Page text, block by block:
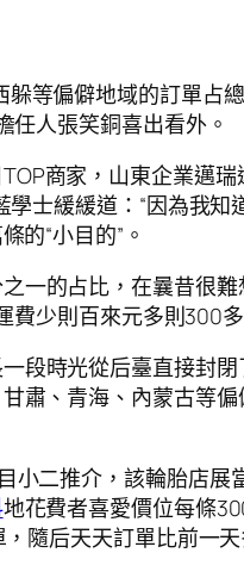
躲等偏僻地域的訂單占
任人張笑銅喜出看外。
商家，山東企業邁
士緩緩道：“因為我知
的“小目的”。
一的占比，在曩昔很
費少則百來元多則300
段時光從后臺直接封
肅、青海、內蒙古等
小二推介，該輪胎店
地花費者喜愛價位每條
隨后天天訂單比前一